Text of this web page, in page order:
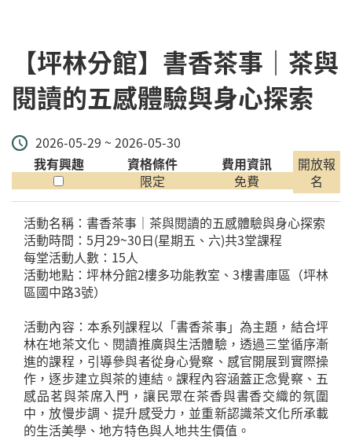
【坪林分館】書香茶事｜茶與
閱讀的五感體驗與身心探索
2026-05-29 ~ 2026-05-30
我有興趣
資格條件
限定
費用資訊
免費
開放報
名
活動名稱：書香茶事｜茶與閱讀的五感體驗與身心探索
活動時間：5月29~30日(星期五、六)共3堂課程
每堂活動人數：15人
活動地點：坪林分館2樓多功能教室、3樓書庫區（坪林
區國中路3號）
活動內容：本系列課程以「書香茶事」為主題，結合坪
林在地茶文化、閱讀推廣與生活體驗，透過三堂循序漸
進的課程，引導參與者從身心覺察、感官開展到實際操
作，逐步建立與茶的連結。課程內容涵蓋正念覺察、五
感品茗與茶席入門，讓民眾在茶香與書香交織的氛圍
中，放慢步調、提升感受力，並重新認識茶文化所承載
的生活美學、地方特色與人地共生價值。